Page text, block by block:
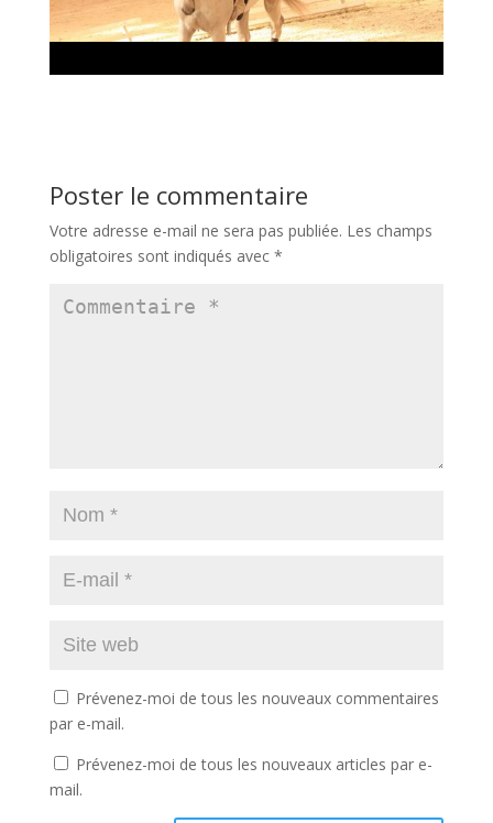
Poster le commentaire
Votre adresse e-mail ne sera pas publiée. Les champs
obligatoires sont indiqués avec *
Prévenez-moi de tous les nouveaux commentaires
par e-mail.
Prévenez-moi de tous les nouveaux articles par e-
mail.